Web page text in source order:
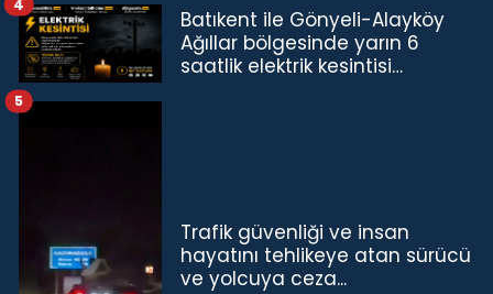
Batıkent ile Gönyeli-Alayköy
Ağıllar bölgesinde yarın 6
saatlik elektrik kesintisi…
4
Trafik güvenliği ve insan
hayatını tehlikeye atan sürücü
ve yolcuya ceza...
5